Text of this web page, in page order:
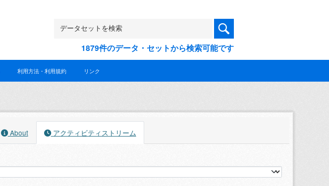
1879件のデータ・セットから検索可能です
利用方法・利用規約 リンク
About アクティビティストリーム